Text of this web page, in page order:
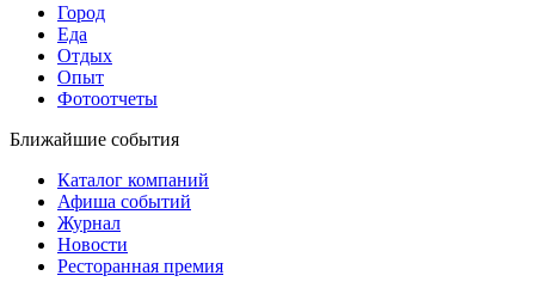
Город
Еда
Отдых
Опыт
Фотоотчеты
Ближайшие события
Каталог компаний
Афиша событий
Журнал
Новости
Ресторанная премия